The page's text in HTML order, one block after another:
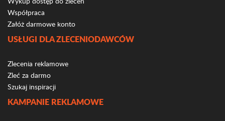
Współpraca
Załóż darmowe konto
USŁUGI DLA ZLECENIODAWCÓW
Zlecenia reklamowe
Zleć za darmo
Szukaj inspiracji
KAMPANIE REKLAMOWE